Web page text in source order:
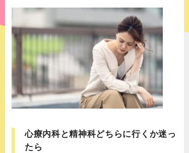
心療内科と精神科どちらに行くか迷っ
たら